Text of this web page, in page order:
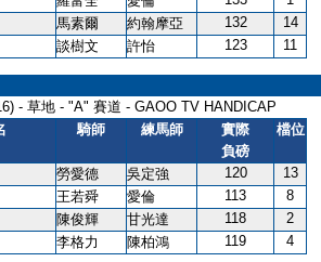
馬素爾 約翰摩亞 132
14
談樹文 許怡 123 11
- 草地 - "A" 賽道 - GAOO TV HANDICAP
騎師 練馬師
實際
負磅
檔位
勞愛德 吳定強 120
13
王若舜 愛倫 113
8
陳俊輝 甘光達 118
2
李格力 陳柏鴻 119 4